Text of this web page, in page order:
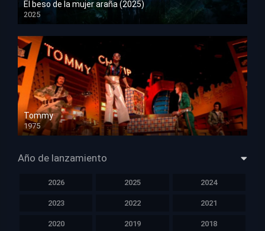
El beso de la mujer araña (2025)
2025
HD 1080p
Tommy
1975
HD 1080p
Año de lanzamiento
2026 2025 2024
2023 2022 2021
2020 2019 2018